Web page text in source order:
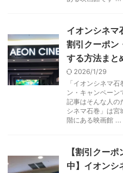
イオンシネマ
割引クーポン
する方法まと
2026/1/29
「イオンシネマ
ン・キャンペー
記事はそんな人の
シネマ石巻」は宮
階にある映画館 ...
【割引クー
中】イオンシ